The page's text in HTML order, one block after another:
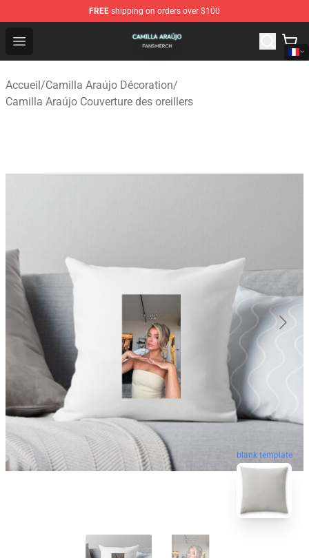
FREE shipping on orders over $100
Open menu
Camilla Araújo Shop - Official Camilla Araújo
Accueil/Camilla Araújo Décoration/
Camilla Araújo Couverture des oreillers
blank template